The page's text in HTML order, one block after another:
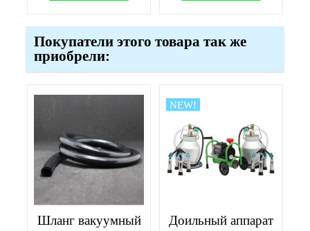
Покупатели этого товара так же
приобрели:
Шланг вакуумный
NEW!
Доильный аппарат